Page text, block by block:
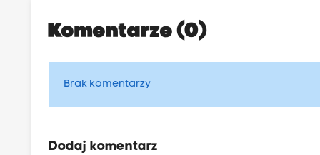
Komentarze (0)
Brak komentarzy
Dodaj komentarz